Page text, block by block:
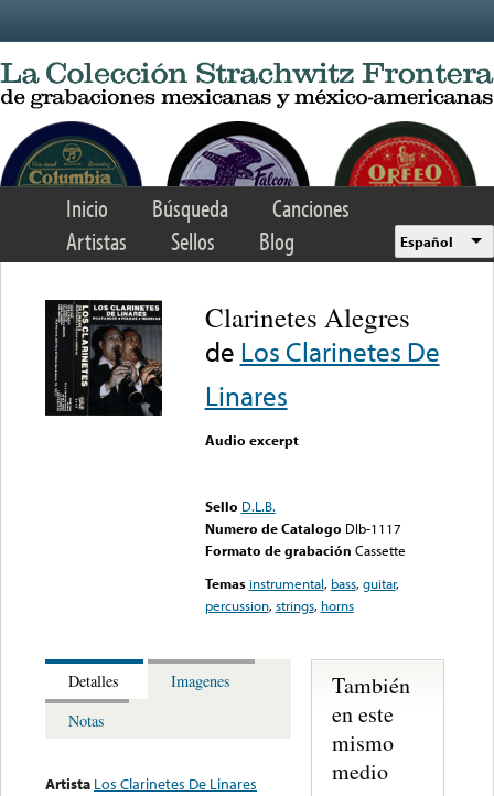
Inicio Búsqueda
Canciones
Artistas
Sellos Blog Español
Clarinetes Alegres
de Los Clarinetes De
Linares
Audio excerpt
Sello D.L.B.
Numero de Catalogo Dlb-1117
Formato de grabación Cassette
Temas instrumental, bass,guitar,
percussion,strings, horns
Detalles
Imagenes
Notas
Artista Los Clarinetes De Linares
También
en este
mismo
medio